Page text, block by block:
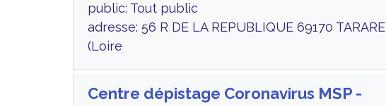
public: Tout public
adresse: 56 R DE LA REPUBLIQUE 69170 TARARE
(Loire
Centre dépistage Coronavirus MSP -